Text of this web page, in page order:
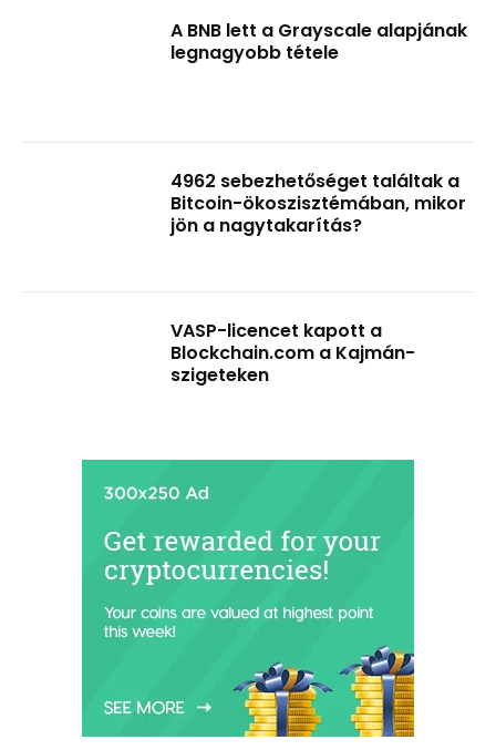
A BNB lett a Grayscale alapjának
legnagyobb tétele
4962 sebezhetőséget találtak a
Bitcoin-ökoszisztémában, mikor
jön a nagytakarítás?
VASP-licencet kapott a
Blockchain.com a Kajmán-
szigeteken